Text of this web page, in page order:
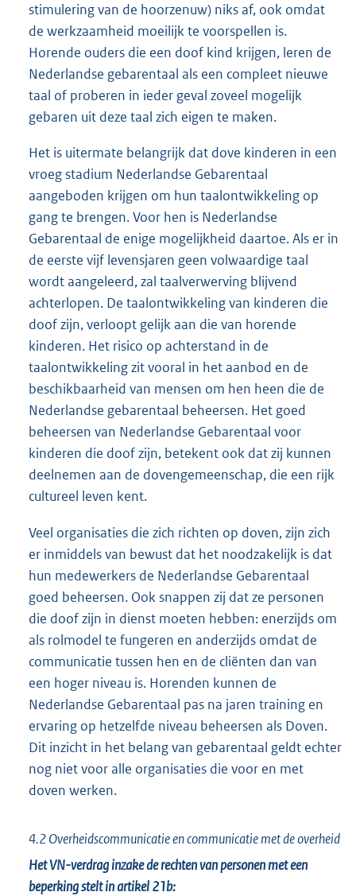
stimulering van de hoorzenuw) niks af, ook omdat
de werkzaamheid moeilijk te voorspellen is.
Horende ouders die een doof kind krijgen, leren de
Nederlandse gebarentaal als een compleet nieuwe
taal of proberen in ieder geval zoveel mogelijk
gebaren uit deze taal zich eigen te maken.
Het is uitermate belangrijk dat dove kinderen in een
vroeg stadium Nederlandse Gebarentaal
aangeboden krijgen om hun taalontwikkeling op
gang te brengen. Voor hen is Nederlandse
Gebarentaal de enige mogelijkheid daartoe. Als er in
de eerste vijf levensjaren geen volwaardige taal
wordt aangeleerd, zal taalverwerving blijvend
achterlopen. De taalontwikkeling van kinderen die
doof zijn, verloopt gelijk aan die van horende
kinderen. Het risico op achterstand in de
taalontwikkeling zit vooral in het aanbod en de
beschikbaarheid van mensen om hen heen die de
Nederlandse gebarentaal beheersen. Het goed
beheersen van Nederlandse Gebarentaal voor
kinderen die doof zijn, betekent ook dat zij kunnen
deelnemen aan de dovengemeenschap, die een rijk
cultureel leven kent.
Veel organisaties die zich richten op doven, zijn zich
er inmiddels van bewust dat het noodzakelijk is dat
hun medewerkers de Nederlandse Gebarentaal
goed beheersen. Ook snappen zij dat ze personen
die doof zijn in dienst moeten hebben: enerzijds om
als rolmodel te fungeren en anderzijds omdat de
communicatie tussen hen en de cliënten dan van
een hoger niveau is. Horenden kunnen de
Nederlandse Gebarentaal pas na jaren training en
ervaring op hetzelfde niveau beheersen als Doven.
Dit inzicht in het belang van gebarentaal geldt echter
nog niet voor alle organisaties die voor en met
doven werken.
4.2 Overheidscommunicatie en communicatie met de overheid
Het VN-verdrag inzake de rechten van personen met een
beperking stelt in artikel 21b: